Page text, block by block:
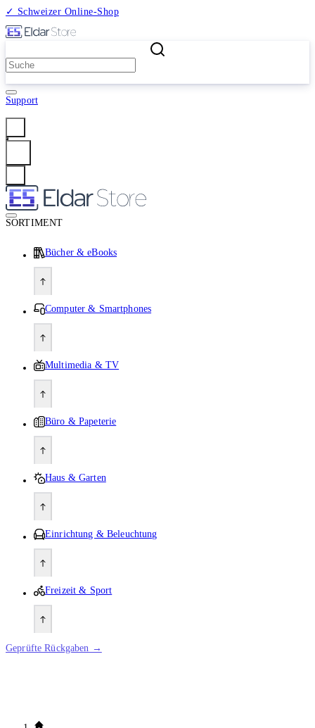
✓ Schweizer Online-Shop
Support
SORTIMENT
Bücher & eBooks
Computer & Smartphones
Multimedia & TV
Büro & Papeterie
Haus & Garten
Einrichtung & Beleuchtung
Freizeit & Sport
Geprüfte Rückgaben →